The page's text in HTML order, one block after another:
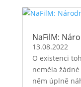
NaFilM:
13.08.2022
O existenci
neměla
něm úplně